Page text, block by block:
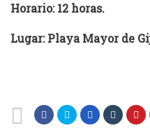
Horario: 12 horas.
Lugar: Playa Mayor de